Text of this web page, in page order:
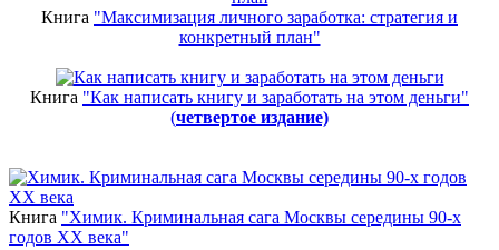
Книга "Максимизация личного заработка: стратегия и
конкретный план"
Книга "Как написать книгу и заработать на этом деньги"
(четвертое издание)
Книга "Химик. Криминальная сага Москвы середины 90-х
годов ХХ века"